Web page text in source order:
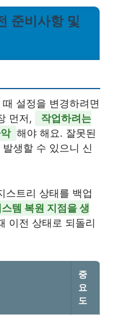
준비사항 및
설정을 변경하려면
먼저,
작업하려는
해야 해요. 잘못된
생할 수 있으니 신
스트리 상태를 백업
템 복원 지점을 생
이전 상태로 되돌리
중
요
도